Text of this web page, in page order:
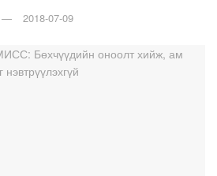
2018-07-09